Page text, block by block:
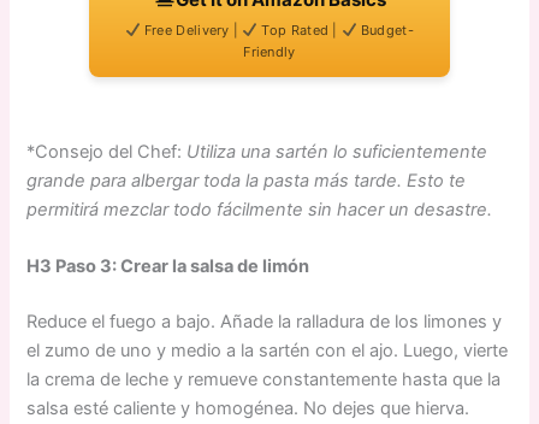
Free Delivery | Top Rated |
Budget-
Friendly
*Consejo del Chef: Utiliza una sartén lo suficientemente
grande para albergar toda la pasta más tarde. Esto te
permitirá mezclar todo fácilmente sin hacer un desastre.
H3 Paso 3: Crear la salsa de limón
Reduce el fuego a bajo. Añade la ralladura de los limones y
el zumo de uno y medio a la sartén con el ajo. Luego, vierte
la crema de leche y remueve constantemente hasta que la
salsa esté caliente y homogénea. No dejes que hierva.